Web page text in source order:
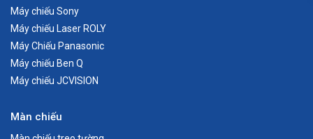
Máy chiếu Sony
Máy chiếu Laser ROLY
Máy Chiếu Panasonic
Máy chiếu Ben Q
Máy chiếu JCVISION
Màn chiếu